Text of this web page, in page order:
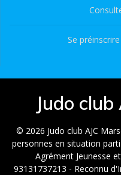
Se
Judo
© 2026 Judo club AJC
personnes en situation
Agrément Jeunesse
93131737213 - Reconnu